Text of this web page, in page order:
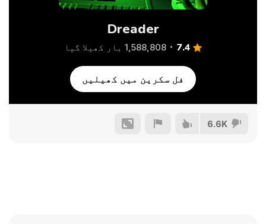
Dreader
7.4 1,588,808 بار کھیلا گیا
فل سکرین میں کھیلیں
6.6K